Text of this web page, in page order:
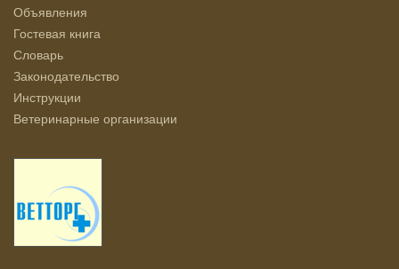
Объявления
Гостевая книга
Словарь
Законодательство
Инструкции
Ветеринарные организации